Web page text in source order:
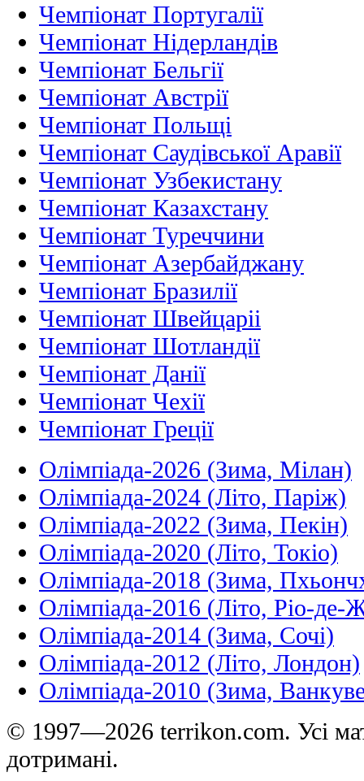
Чемпіонат Португалії
Чемпіонат Нідерландiв
Чемпіонат Бельгії
Чемпіонат Австрії
Чемпіонат Польщі
Чемпіонат Саудівської Аравії
Чемпіонат Узбекистану
Чемпіонат Казахстану
Чемпіонат Туреччини
Чемпіонат Азербайджану
Чемпіонат Бразилії
Чемпіонат Швейцаріі
Чемпіонат Шотландії
Чемпіонат Данії
Чемпіонат Чехії
Чемпіонат Греції
Олімпіада-2026 (Зима, Мілан)
Олімпіада-2024 (Літо, Паріж)
Олімпіада-2022 (Зима, Пекін)
Олімпіада-2020 (Літо, Токіо)
Олімпіада-2018 (Зима,
Олімпіада-2016 (Літо, Ріо-де-
Олімпіада-2014 (Зима, Сочі)
Олімпіада-2012 (Літо, Лондон)
Олімпіада-2010 (Зима,
© 1997—2026 terrikon.com. Усі
дотримані.